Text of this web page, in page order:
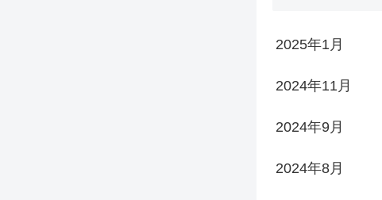
2025年1月
2024年11月
2024年9月
2024年8月